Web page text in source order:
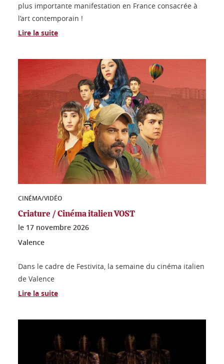
plus importante manifestation en France consacrée à
l’art contemporain !
Lire la suite
CINÉMA/VIDÉO
Criature / Cinéma italien VOST
le 17 novembre 2026
Valence
Dans le cadre de Festivita, la semaine du cinéma italien
de Valence
Lire la suite